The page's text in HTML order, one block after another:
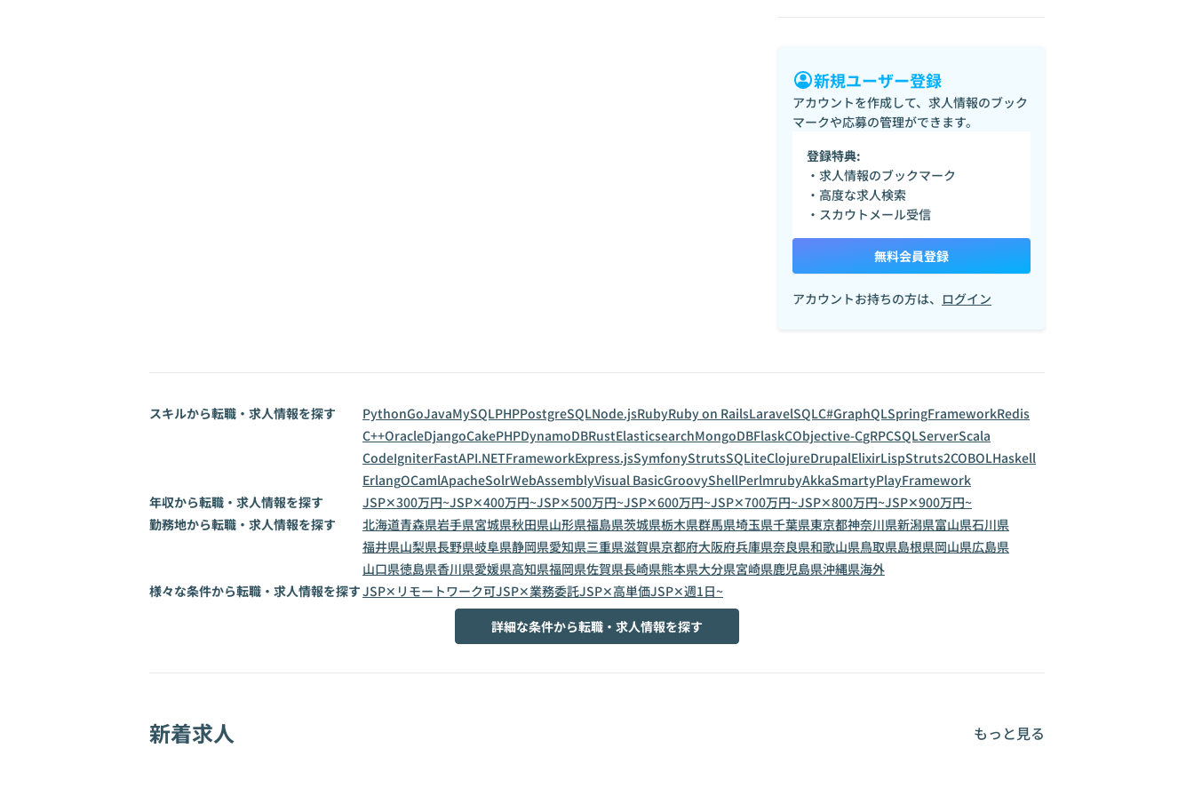
新規ユーザー登録
アカウントを作成して、求人情報のブック
マークや応募の管理ができます。
登録特典:
・求人情報のブックマーク
・高度な求人検索
・スカウトメール受信
無料会員登録
アカウントお持ちの方は、 ログイン
スキルから転職・求人情報を探す PythonGoJavaMySQLPHPPostgreSQLNode.jsRubyRuby on RailsLaravelSQLC#GraphQLSpringFrameworkRedis
C++OracleDjangoCakePHPDynamoDBRustElasticsearchMongoDBFlaskCObjective-CgRPCSQLServerScala
CodeIgniterFastAPI.NETFrameworkExpress.jsSymfonyStrutsSQLiteClojureDrupalElixirLispStruts2COBOLHaskell
ErlangOCamlApacheSolrWebAssemblyVisual BasicGroovyShellPerlmrubyAkkaSmartyPlayFramework
年収から転職・求人情報を探す
JSP✕300万円~JSP✕400万円~JSP✕500万円~JSP✕600万円~JSP✕700万円~JSP✕800万円~JSP✕900万円~
勤務地から転職・求人情報を探す
北海道青森県岩手県宮城県秋田県山形県福島県茨城県栃木県群馬県埼玉県千葉県東京都神奈川県新潟県富山県石川県
福井県山梨県長野県岐阜県静岡県愛知県三重県滋賀県京都府大阪府兵庫県奈良県和歌山県鳥取県島根県岡山県広島県
山口県徳島県香川県愛媛県高知県福岡県佐賀県長崎県熊本県大分県宮崎県鹿児島県沖縄県海外
様々な条件から転職・求人情報を探すJSP✕リモートワーク可JSP✕業務委託JSP✕高単価JSP✕週1日~
詳細な条件から転職・求人情報を探す
新着求人 もっと見る